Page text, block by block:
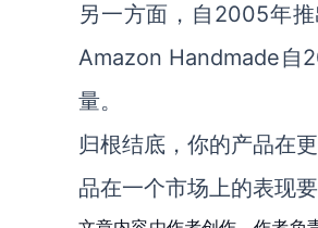
另一方面，自 2005年
Amazon Handmade自
量。
归根结底，你的产品在
品在一个市场上的表现